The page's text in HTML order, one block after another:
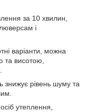
за 10 хвилин,
і
варіанти, можна
та висотою,
знижує рівень шуму та
утеплення,